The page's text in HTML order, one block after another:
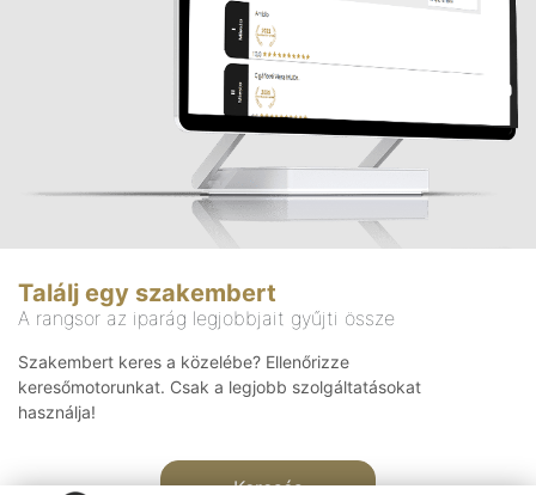
Találj egy szakembert
A rangsor az iparág legjobbjait gyűjti össze
Szakembert keres a közelébe? Ellenőrizze
keresőmotorunkat. Csak a legjobb szolgáltatásokat
használja!
Keresés